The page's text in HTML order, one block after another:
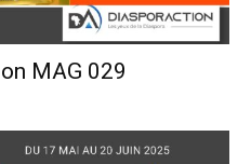
MAG 029